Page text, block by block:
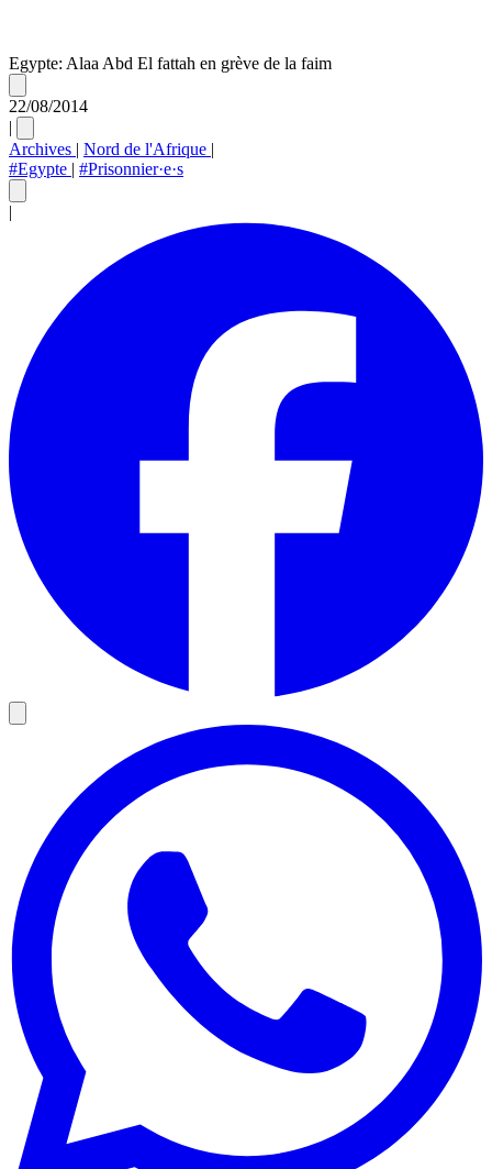
Egypte: Alaa Abd El fattah en grève de la faim
22/08/2014
|
Archives | Nord de l'Afrique |
#Egypte | #Prisonnier·e·s
|